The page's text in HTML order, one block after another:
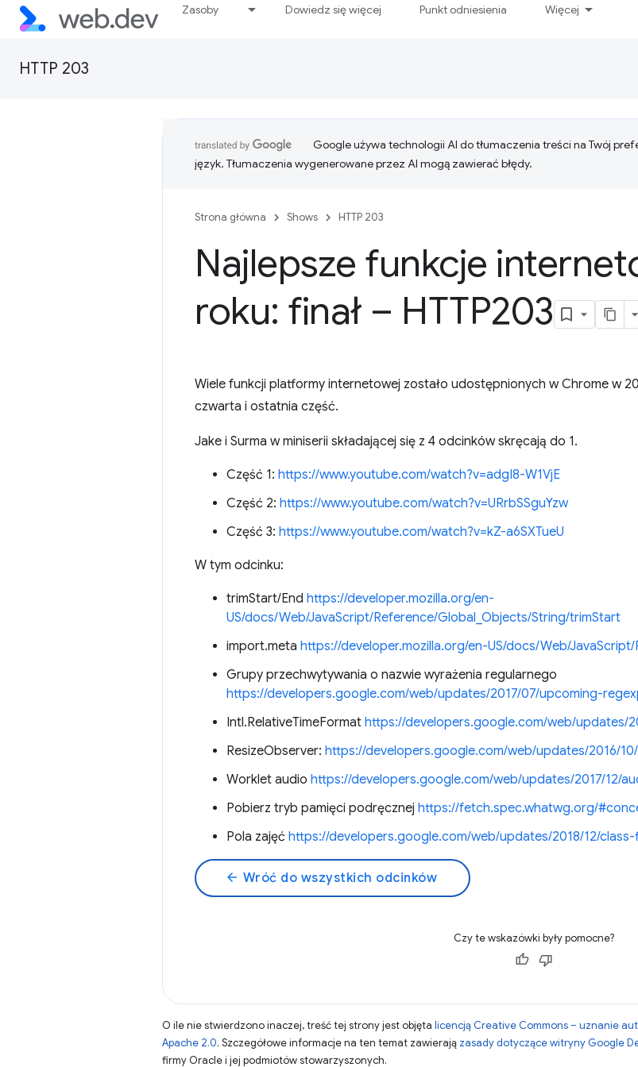
Zasoby Dowiedz się więcej Punkt odniesienia Więcej
HTTP 203
Google używa technologii AI do tłumaczenia treści na Twój
język. Tłumaczenia wygenerowane przez AI mogą zawierać błędy.
Strona główna Shows HTTP 203
Najlepsze funkcje
roku: finał – HTTP203
Wiele funkcji platformy internetowej zostało udostępnionych w Chrome w
czwarta i ostatnia część.
Jake i Surma w miniserii składającej się z 4 odcinków skręcają do 1.
Część 1: https://www.youtube.com/watch?v=adgI8-W1VjE
Część 2: https://www.youtube.com/watch?v=URrbSSguYzw
Część 3: https://www.youtube.com/watch?v=kZ-a6SXTueU
W tym odcinku:
trimStart/End https://developer.mozilla.org/en-
US/docs/Web/JavaScript/Reference/Global_Objects/String/trimStart
import.meta https://developer.mozilla.org/en-US/docs/Web/
Grupy przechwytywania o nazwie wyrażenia regularnego
https://developers.google.com/web/updates/2017/07/upcoming-
Intl.RelativeTimeFormat https://developers.google.com/web/updates/
ResizeObserver: https://developers.google.com/web/updates/2016/
Worklet audio https://developers.google.com/web/updates/2017/12/
Pobierz tryb pamięci podręcznej https://fetch.spec.whatwg.org/
Pola zajęć https://developers.google.com/web/updates/2018/12/class-
arrow_back Wróć do wszystkich odcinków
Czy te wskazówki były pomocne?
O ile nie stwierdzono inaczej, treść tej strony jest objęta licencją Creative Commons – uznanie
Apache 2.0. Szczegółowe informacje na ten temat zawierają zasady dotyczące witryny Google
firmy Oracle i jej podmiotów stowarzyszonych.